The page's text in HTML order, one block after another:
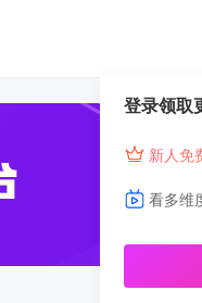
登录领取
新人免
看多维